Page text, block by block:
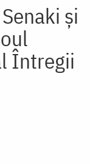
și
Întregii